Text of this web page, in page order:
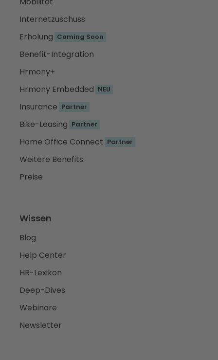
Internetzuschuss
Erholung Coming Soon
Benefit-Integration
Hrmony+
Hrmony Embedded NEU
Insurance Partner
Bike-Leasing Partner
Home Office Connect Partner
Weitere Benefits
Preise
Wissen
Blog
Help Center
HR-Lexikon
Deep-Dives
Webinare
Newsletter